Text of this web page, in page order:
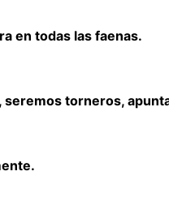
en todas las faenas.
torneros,